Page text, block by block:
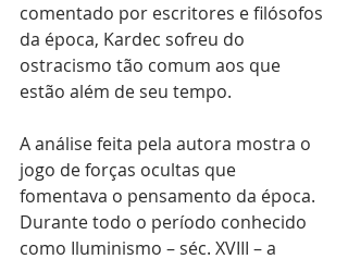
comentado por escritores e filósofos
da época, Kardec sofreu do
ostracismo tão comum aos que
estão além de seu tempo.
A análise feita pela autora mostra o
jogo de forças ocultas que
fomentava o pensamento da época.
Durante todo o período conhecido
como Iluminismo – séc. XVIII – a